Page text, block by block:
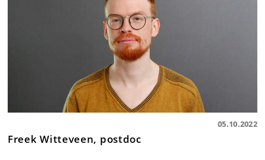
05.10.2022
Freek Witteveen, postdoc